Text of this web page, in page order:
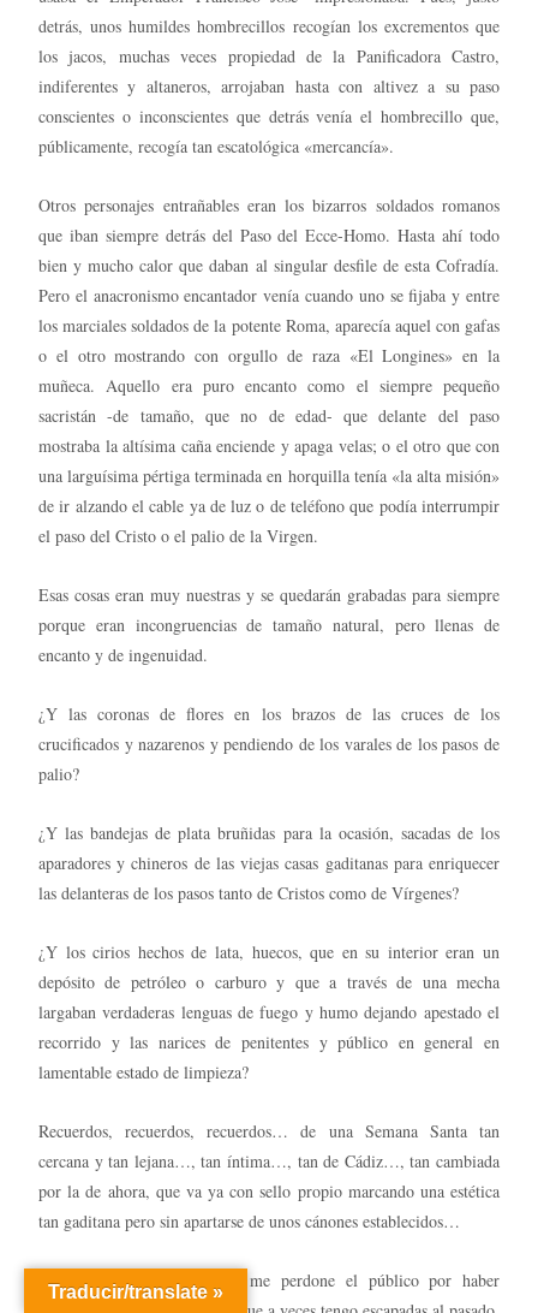
detrás, unos humildes hombrecillos recogían los excrementos que
los jacos, muchas veces propiedad de la Panificadora Castro,
indiferentes y altaneros, arrojaban hasta con altivez a su paso
conscientes o inconscientes que detrás venía el hombrecillo que,
públicamente, recogía tan escatológica «mercancía».
Otros personajes entrañables eran los bizarros soldados romanos
que iban siempre detrás del Paso del Ecce-Homo. Hasta ahí todo
bien y mucho calor que daban al singular desfile de esta Cofradía.
Pero el anacronismo encantador venía cuando uno se fijaba y entre
los marciales soldados de la potente Roma, aparecía aquel con gafas
o el otro mostrando con orgullo de raza «El Longines» en la
muñeca. Aquello era puro encanto como el siempre pequeño
sacristán -de tamaño, que no de edad- que delante del paso
mostraba la altísima caña enciende y apaga velas; o el otro que con
una larguísima pértiga terminada en horquilla tenía «la alta misión»
de ir alzando el cable ya de luz o de teléfono que podía interrumpir
el paso del Cristo o el palio de la Virgen.
Esas cosas eran muy nuestras y se quedarán grabadas para siempre
porque eran incongruencias de tamaño natural, pero llenas de
encanto y de ingenuidad.
¿Y las coronas de flores en los brazos de las cruces de los
crucificados y nazarenos y pendiendo de los varales de los pasos de
palio?
¿Y las bandejas de plata bruñidas para la ocasión, sacadas de los
aparadores y chineros de las viejas casas gaditanas para enriquecer
las delanteras de los pasos tanto de Cristos como de Vírgenes?
¿Y los cirios hechos de lata, huecos, que en su interior eran un
depósito de petróleo o carburo y que a través de una mecha
largaban verdaderas lenguas de fuego y humo dejando apestado el
recorrido y las narices de penitentes y público en general en
lamentable estado de limpieza?
Recuerdos, recuerdos, recuerdos… de una Semana Santa tan
cercana y tan lejana…, tan íntima…, tan de Cádiz…, tan cambiada
por la de ahora, que va ya con sello propio marcando una estética
tan gaditana pero sin apartarse de unos cánones establecidos…
Sigamos con Laínez y que me perdone el público por haber
Traducir/translate »